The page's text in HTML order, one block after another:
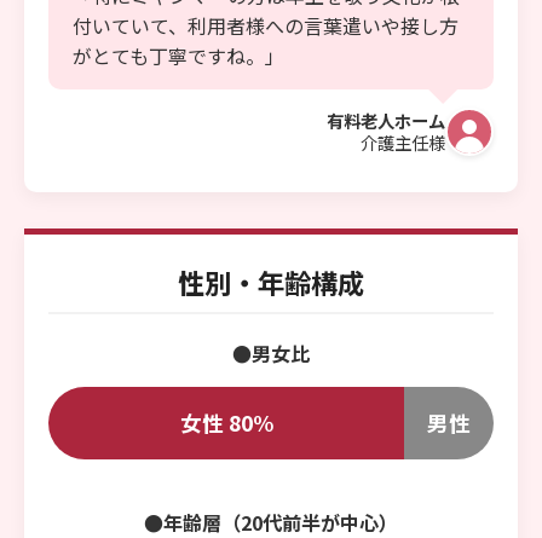
付いていて、利用者様への言葉遣いや接し方
がとても丁寧ですね。」
有料老人ホーム
介護主任様
性別・年齢構成
●男女比
女性 80% 男性
●年齢層（20代前半が中心）